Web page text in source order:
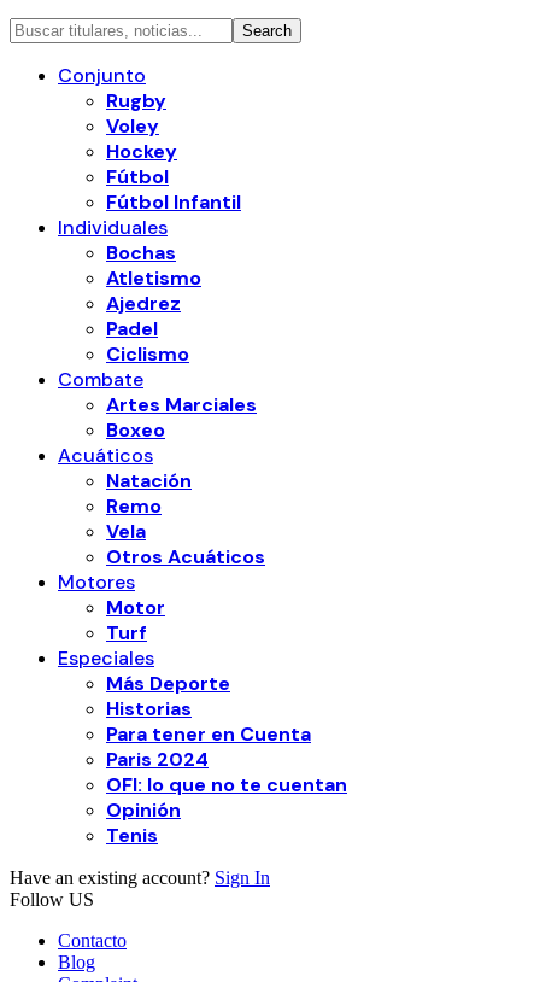
Conjunto
Rugby
Voley
Hockey
Fútbol
Fútbol Infantil
Individuales
Bochas
Atletismo
Ajedrez
Padel
Ciclismo
Combate
Artes Marciales
Boxeo
Acuáticos
Natación
Remo
Vela
Otros Acuáticos
Motores
Motor
Turf
Especiales
Más Deporte
Historias
Para tener en Cuenta
Paris 2024
OFI: lo que no te cuentan
Opinión
Tenis
Have an existing account? Sign In
Follow US
Contacto
Blog